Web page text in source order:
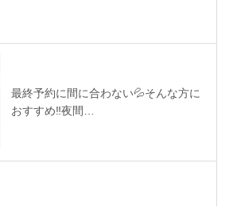
最終予約に間に合わない💦そんな方に
おすすめ‼️夜間…